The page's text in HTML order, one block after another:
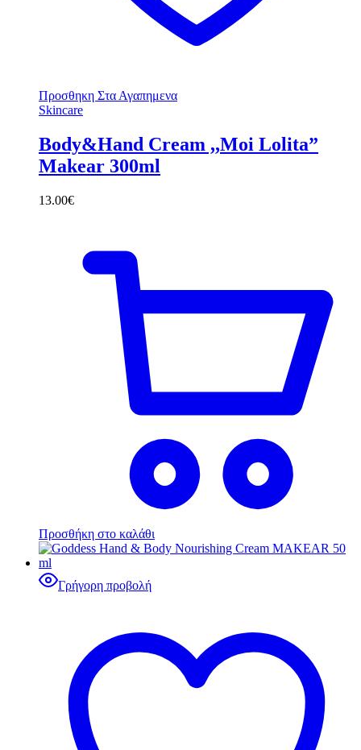
Προσθηκη Στα Αγαπημενα
Skincare
Body&Hand Cream ,,Moi Lolita”
Makear 300ml
13.00€
Προσθήκη στο καλάθι
Γρήγορη προβολή